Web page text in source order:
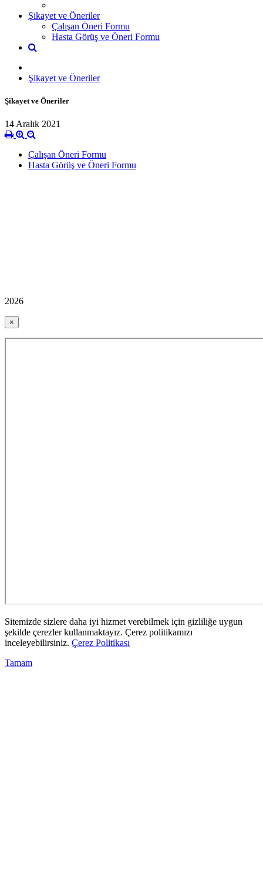
Şikayet ve Öneriler
Çalışan Öneri Formu
Hasta Görüş ve Öneri Formu
Şikayet ve Öneriler
Şikayet ve Öneriler
14 Aralık 2021
Çalışan Öneri Formu
Hasta Görüş ve Öneri Formu
2026
×
Sitemizde sizlere daha iyi hizmet verebilmek için gizliliğe uygun
şekilde çerezler kullanmaktayız. Çerez politikamızı
inceleyebilirsiniz. Çerez Politikası
Tamam